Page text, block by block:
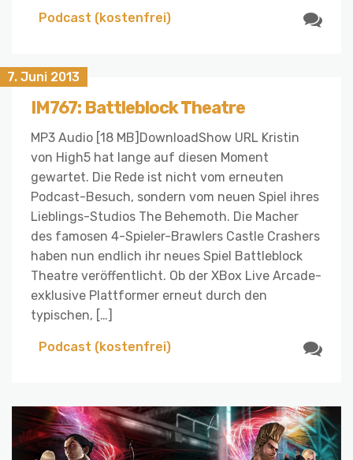
Podcast (kostenfrei)
7. Juni 2013
IM767: Battleblock Theatre
MP3 Audio [18 MB]DownloadShow URL Kristin
von High5 hat lange auf diesen Moment
gewartet. Die Rede ist nicht vom erneuten
Podcast-Besuch, sondern vom neuen Spiel ihres
Lieblings-Studios The Behemoth. Die Macher
des famosen 4-Spieler-Brawlers Castle Crashers
haben nun endlich ihr neues Spiel Battleblock
Theatre veröffentlicht. Ob der XBox Live Arcade-
exklusive Plattformer erneut durch den
typischen, […]
Podcast (kostenfrei)